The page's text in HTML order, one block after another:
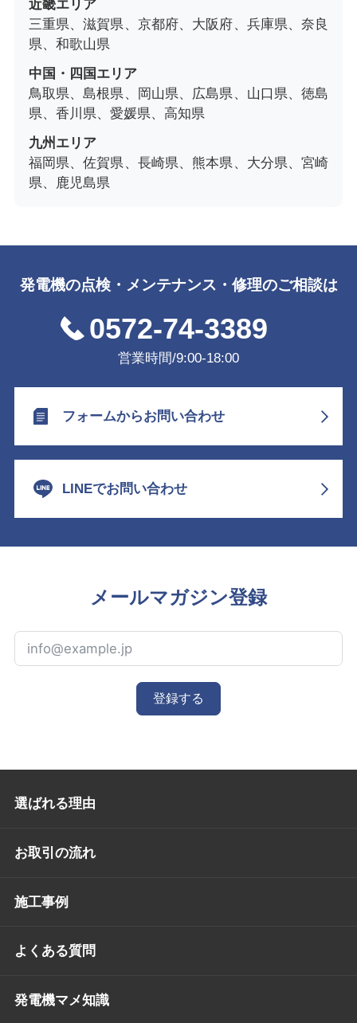
近畿エリア
三重県、滋賀県、京都府、大阪府、兵庫県、奈良
県、和歌山県
中国・四国エリア
鳥取県、島根県、岡山県、広島県、山口県、徳島
県、香川県、愛媛県、高知県
九州エリア
福岡県、佐賀県、長崎県、熊本県、大分県、宮崎
県、鹿児島県
発電機の点検・メンテナンス・修理のご相談は
0572-74-3389
営業時間/9:00-18:00
フォームからお問い合わせ
LINEでお問い合わせ
メールマガジン登録
登録する
選ばれる理由
お取引の流れ
施工事例
よくある質問
発電機マメ知識